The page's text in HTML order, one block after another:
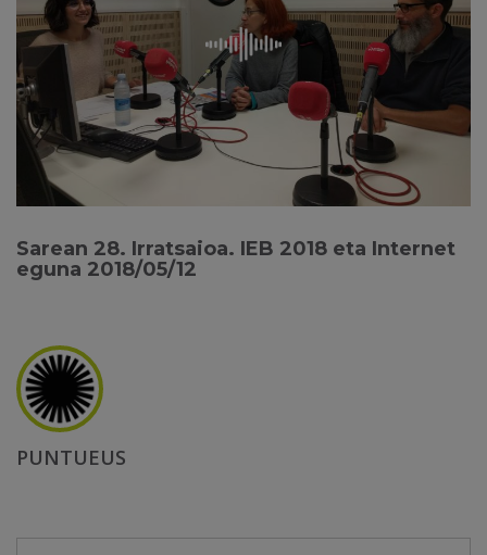
Sarean 28. Irratsaioa. IEB 2018 eta Internet
eguna 2018/05/12
PUNTUEUS